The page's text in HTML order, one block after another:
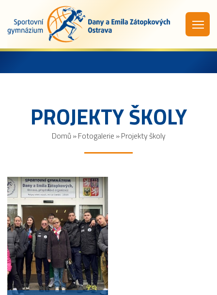
PROJEKTY ŠKOLY
Domů »Fotogalerie »Projekty školy